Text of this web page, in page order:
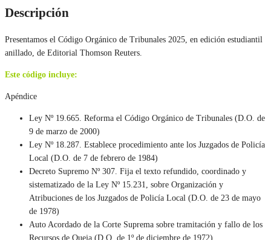
Descripción
Presentamos el Código Orgánico de Tribunales 2025, en edición estudiantil
anillado, de Editorial Thomson Reuters.
Este código incluye:
Apéndice
Ley Nº 19.665. Reforma el Código Orgánico de Tribunales (D.O. de
9 de marzo de 2000)
Ley Nº 18.287. Establece procedimiento ante los Juzgados de Policía
Local (D.O. de 7 de febrero de 1984)
Decreto Supremo Nº 307. Fija el texto refundido, coordinado y
sistematizado de la Ley Nº 15.231, sobre Organización y
Atribuciones de los Juzgados de Policía Local (D.O. de 23 de mayo
de 1978)
Auto Acordado de la Corte Suprema sobre tramitación y fallo de los
Recursos de Queja (D.O. de 1º de diciembre de 1972)